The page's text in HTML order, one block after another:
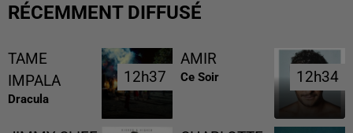
RÉCEMMENT DIFFUSÉ
TAME
IMPALA
Dracula
12h37
12h37
AMIR
Ce Soir 12h34
12h34